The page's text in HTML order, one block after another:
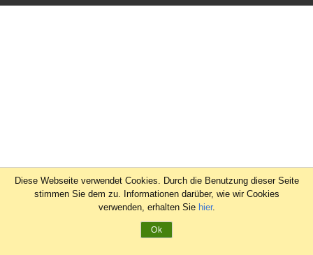
Diese Webseite verwendet Cookies. Durch die Benutzung dieser Seite
stimmen Sie dem zu. Informationen darüber, wie wir Cookies
verwenden, erhalten Sie hier.
Ok